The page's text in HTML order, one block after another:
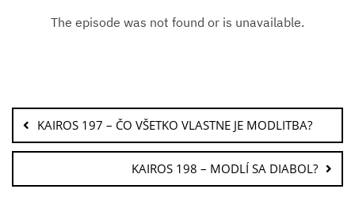
KAIROS 197 – ČO VŠETKO VLASTNE JE MODLITBA?
KAIROS 198 – MODLÍ SA DIABOL?